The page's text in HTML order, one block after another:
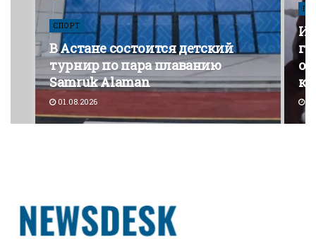
СПОРТ
В Астане состоится детский
турнир по пара плаванию
Samruk Alaman
01.08.2026